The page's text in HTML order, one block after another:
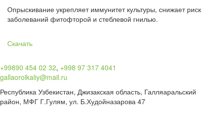
Опрыскивание укрепляет иммунитет культуры, снижает риск
заболеваний фитофторой и стеблевой гнилью.
Скачать
+99890 454 02 32, +998 97 317 4041
gallaorolkaliy@mail.ru
Республика Узбекистан, Джизакская область, Галляаральский
район, МФГ Г.Гулям, ул. Б.Худойназарова 47